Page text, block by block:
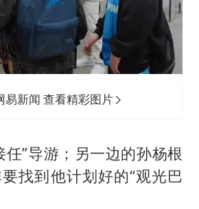
易新闻 查看精彩图片
任”导游；另一边的孙杨根
找到他计划好的“观光巴